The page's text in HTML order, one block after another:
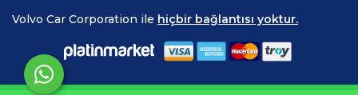
Volvo Car Corporation ile hiçbir bağlantısı yoktur.